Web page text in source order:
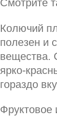
Смотрите
Колючий
полезен и
вещества.
ярко-
гораздо
Фруктовое